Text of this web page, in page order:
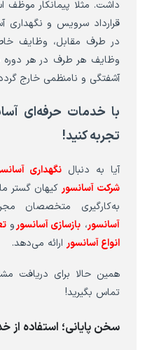
داشت. مثلا پیمانکار
قرارداد سرویس و نگهداری
در طرف مقابل، وظایف
وظایف هر طرف در هر دوره
آشفتگی و نامنظمی خارج
با خدمات حرفه‌ای
تجربه کنید!
آیا به دنبالنگهداری
شرکت آسانسور کیهان گستر
به‌کارگیری متخصصان
آسانسور، بازسازی آسانسورو
انواع آسانسور ارائه می‌دهد.
همین حالا برای دریافت
تماس بگیرید!
سخن پایانی؛ استفاده از